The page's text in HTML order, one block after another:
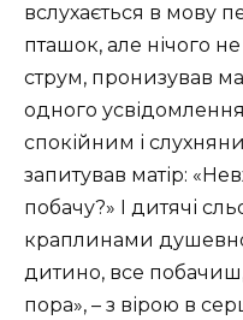
вслухається в мову
пташок, але нічого
струм, пронизував
одного
спокійним і
запитував матір:
побачу?» І дитячі
краплинами
дитино, все
пора», – з вірою в